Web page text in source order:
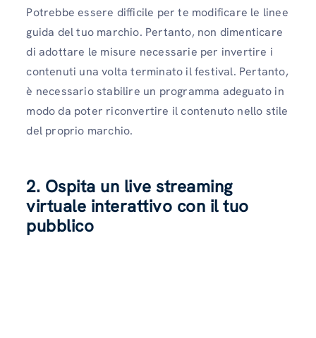
Potrebbe essere difficile per te modificare le linee
guida del tuo marchio. Pertanto, non dimenticare
di adottare le misure necessarie per invertire i
contenuti una volta terminato il festival. Pertanto,
è necessario stabilire un programma adeguato in
modo da poter riconvertire il contenuto nello stile
del proprio marchio.
2. Ospita un live streaming
virtuale interattivo con il tuo
pubblico